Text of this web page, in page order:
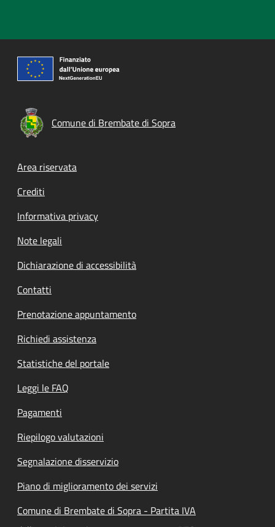
Comune di Brembate di Sopra
Footer menu
Area riservata
Crediti
Informativa privacy
Note legali
Dichiarazione di accessibilità
Contatti
Prenotazione appuntamento
Richiedi assistenza
Statistiche del portale
Leggi le FAQ
Pagamenti
Riepilogo valutazioni
Segnalazione disservizio
Piano di miglioramento dei servizi
Comune di Brembate di Sopra - Partita IVA